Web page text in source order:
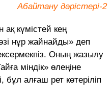
Абайтану дәрістері-2
күмістей кең
нұр жайнайды» деп
Оның жазылу
міндік» өлеңіне
бұл алғаш рет көтеріліп